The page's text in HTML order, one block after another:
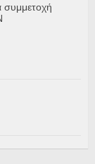
συμμετοχή